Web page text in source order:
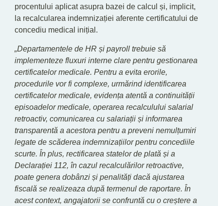
procentului aplicat asupra bazei de calcul și, implicit,
la recalcularea indemnizației aferente certificatului de
concediu medical inițial.
„Departamentele de HR și payroll trebuie să
implementeze fluxuri interne clare pentru gestionarea
certificatelor medicale. Pentru a evita erorile,
procedurile vor fi complexe, urmărind identificarea
certificatelor medicale, evidența atentă a continuității
episoadelor medicale, operarea recalculului salarial
retroactiv, comunicarea cu salariații și informarea
transparentă a acestora pentru a preveni nemulțumiri
legate de scăderea indemnizațiilor pentru concediile
scurte. În plus, rectificarea statelor de plată și a
Declarației 112, în cazul recalculărilor retroactive,
poate genera dobânzi și penalități dacă ajustarea
fiscală se realizeaza după termenul de raportare. În
acest context, angajatorii se confruntă cu o creștere a